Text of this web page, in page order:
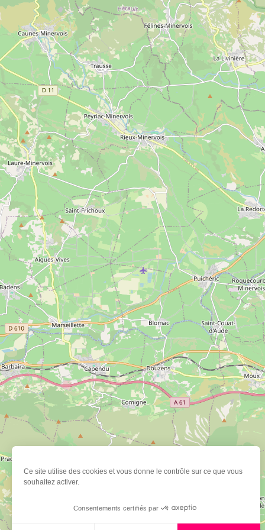
Ce site utilise des cookies et vous donne le contrôle sur ce que vous
souhaitez activer.
Consentements certifiés par